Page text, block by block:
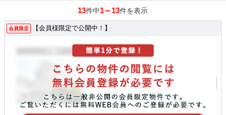
13件中1～13件を表示
会員限定 【会員様限定で公開中！】